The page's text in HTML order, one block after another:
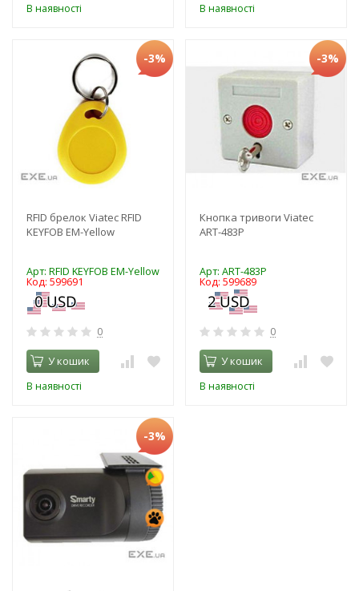
В наявності В наявності
-3%
RFID брелок Viatec RFID
KEYFOB EM-Yellow
Арт: RFID KEYFOB EM-Yellow
Код: 599691
0
У кошик
В наявності
-3%
Кнопка тривоги Viatec
ART-483P
Арт: ART-483P
Код: 599689
0
У кошик
В наявності
-3%